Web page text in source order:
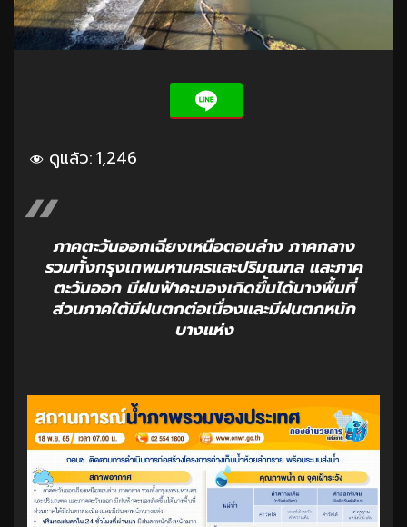
ดูแล้ว:1,246
ภาคตะวันออกเฉียงเหนือตอนล่าง ภาคกลาง
รวมทั้งกรุงเทพมหานครและปริมณฑล และภาค
ตะวันออก มีฝนฟ้าคะนองเกิดขึ้นได้บางพื้นที่
ส่วนภาคใต้มีฝนตกต่อเนื่องและมีฝนตกหนัก
บางแห่ง